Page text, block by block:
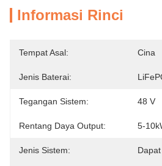
Informasi Rinci
Tempat Asal: Cina
Jenis Baterai:
Tegangan Sistem: 48 V
Rentang Daya Output: 5-
Jenis Sistem: